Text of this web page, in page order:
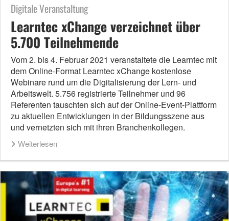
Digitale Veranstaltung
Learntec xChange verzeichnet über
5.700 Teilnehmende
Vom 2. bis 4. Februar 2021 veranstaltete die Learntec mit
dem Online-Format Learntec xChange kostenlose
Webinare rund um die Digitalisierung der Lern- und
Arbeitswelt. 5.756 registrierte Teilnehmer und 96
Referenten tauschten sich auf der Online-Event-Plattform
zu aktuellen Entwicklungen in der Bildungsszene aus
und vernetzten sich mit ihren Branchenkollegen.
Weiterlesen